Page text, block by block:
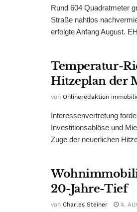
Rund 604 Quadratmeter
Straße nahtlos
erfolgte Anfang August.
Temperatur-
Hitzeplan der
von Onlineredaktion
Interessenvertretung
Investitionsablöse und
Zuge der neuerlichen
20-Jahre-Tief
von Charles Steiner 4.